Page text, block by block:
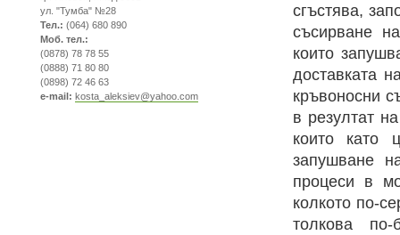
ул. "Тумба" №28
Тел.: (064) 680 890
Моб. тел.:
(0878) 78 78 55
(0888) 71 80 80
(0898) 72 46 63
e-mail: kosta_aleksiev@yahoo.com
сгъстява,
съсирване
които
доставката
кръвоносни
в резултат
които като
запушване
процеси в
колкото по-
толкова